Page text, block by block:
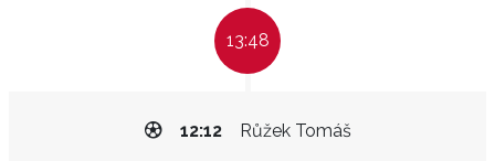
13:48
Růžek Tomáš
12:12